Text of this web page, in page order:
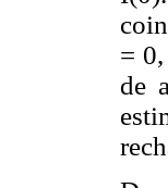
=
de